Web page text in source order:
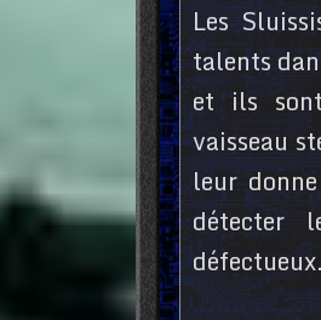
Les
talents
et ils
vaisseau
leur
détecter